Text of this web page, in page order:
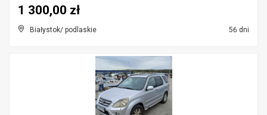
Białystok/ podlaskie 56 dni
1 300,00 zł